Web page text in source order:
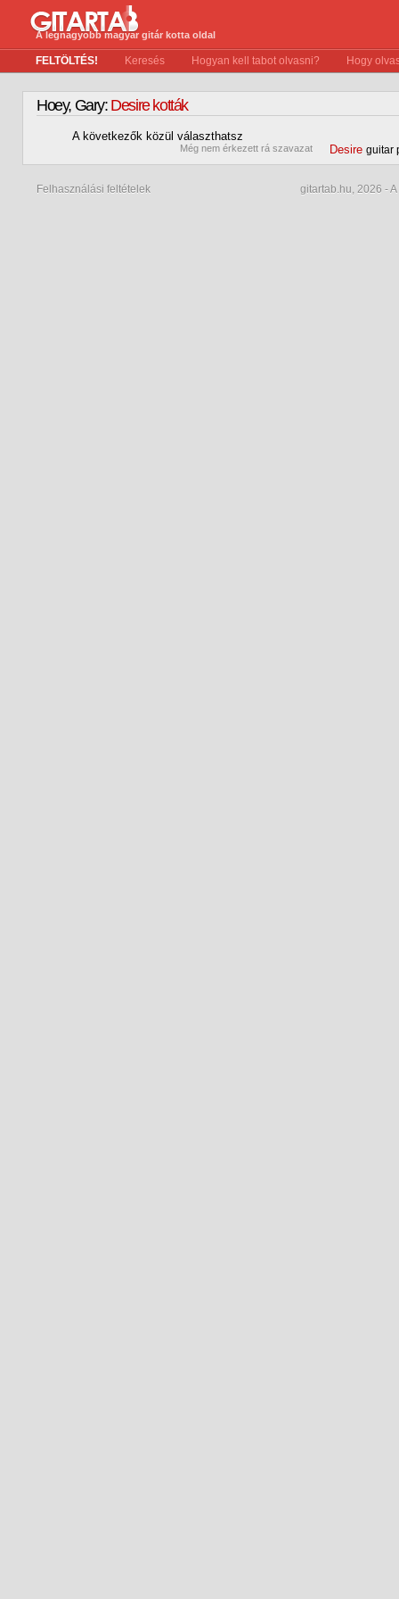
A legnagyobb magyar gitár kotta oldal
FELTÖLTÉS! Keresés Hogyan kell tabot olvasni? Hogy
Hoey, Gary:Desire kották
A következők közül választhatsz
Még nem érkezett rá szavazat Desire guitar
Felhasználási feltételek gitartab.hu, 2026 -